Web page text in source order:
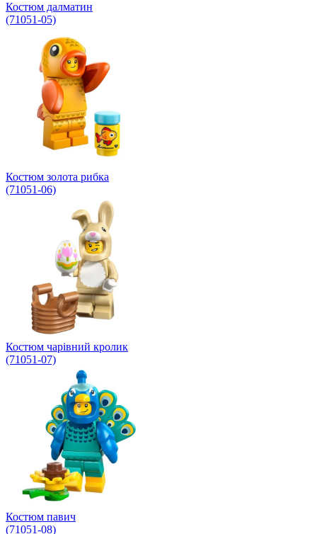
Костюм далматин
(71051-05)
Костюм золота рибка
(71051-06)
Костюм чарівний кролик
(71051-07)
Костюм павич
(71051-08)